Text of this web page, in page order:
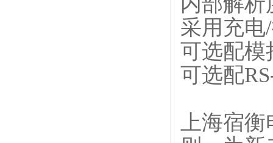
采用充电/
可选配模
可选配
上海宿衡